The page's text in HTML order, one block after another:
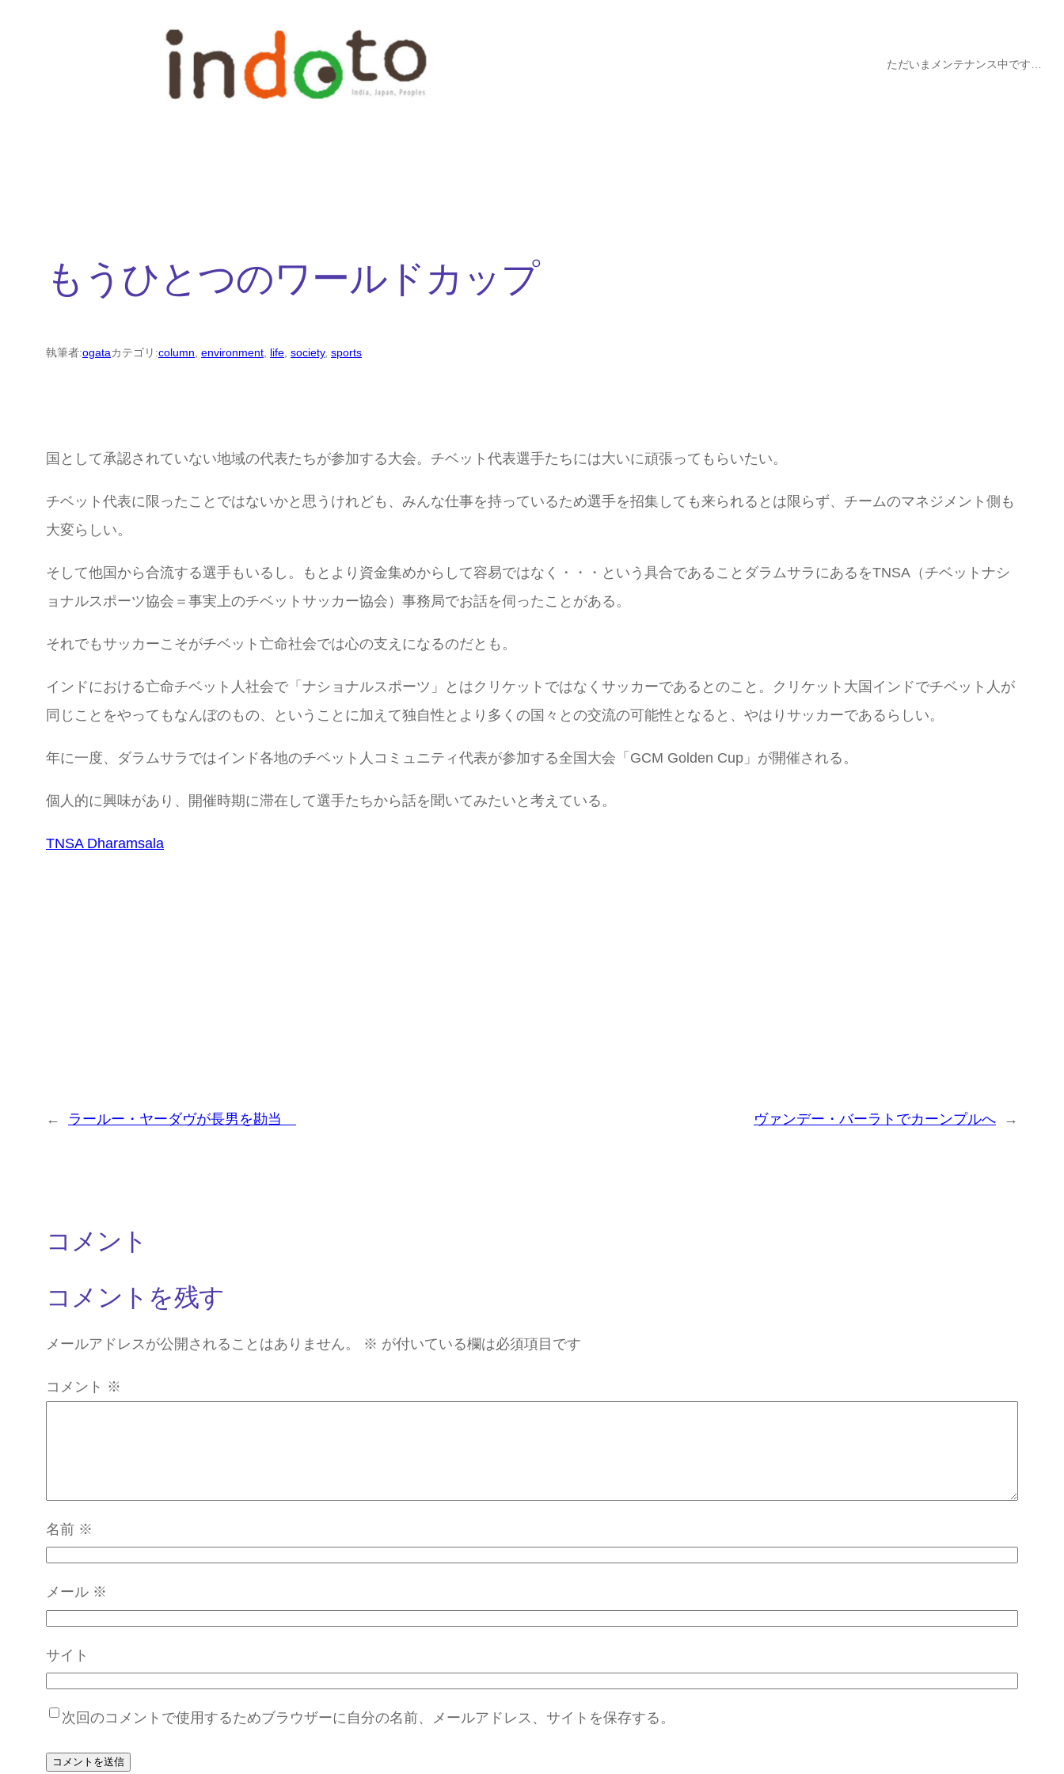
ただいまメンテナンス中です…
もうひとつのワールドカップ
執筆者:ogataカテゴリ:column environment life society, sports
国として承認されていない地域の代表たちが参加する大会。チベット代表選手たちには大いに頑張ってもらいたい。
チベット代表に限ったことではないかと思うけれども、みんな仕事を持っているため選手を招集しても来られるとは限らず、チームのマネジメント側も
大変らしい。
そして他国から合流する選手もいるし。もとより資金集めからして容易ではなく・・・という具合であることダラムサラにあるをTNSA（チベットナシ
ョナルスポーツ協会＝事実上のチベットサッカー協会）事務局でお話を伺ったことがある。
それでもサッカーこそがチベット亡命社会では心の支えになるのだとも。
インドにおける亡命チベット人社会で「ナショナルスポーツ」とはクリケットではなくサッカーであるとのこと。クリケット大国インドでチベット人が
同じことをやってもなんぼのもの、ということに加えて独自性とより多くの国々との交流の可能性となると、やはりサッカーであるらしい。
年に一度、ダラムサラではインド各地のチベット人コミュニティ代表が参加する全国大会「GCM Golden Cup」が開催される。
個人的に興味があり、開催時期に滞在して選手たちから話を聞いてみたいと考えている。
TNSA Dharamsala
← ラールー・ヤーダヴが長男を勘当 ヴァンデー・バーラトでカーンプルへ →
コメント
コメントを残す
メールアドレスが公開されることはありません。 ※ が付いている欄は必須項目です
コメント ※
名前 ※
メール ※
サイト
次回のコメントで使用するためブラウザーに自分の名前、メールアドレス、サイトを保存する。